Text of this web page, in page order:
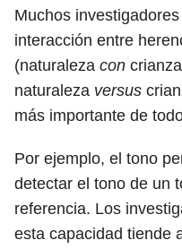
Muchos
interacción entre
(naturaleza con
naturaleza versus
más importante de
Por ejemplo, el tono
detectar el tono de un
referencia. Los
esta capacidad tiende